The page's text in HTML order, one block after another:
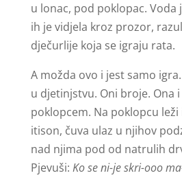
u lonac, pod poklopac. Voda
ih je vidjela kroz prozor,
dječurlije koja se igraju rata.
A možda ovo i jest samo
u djetinjstvu. Oni broje. Ona
poklopcem. Na poklopcu
itison, čuva ulaz u njihov
nad njima pod od natrulih
Pjevuši: Ko se ni-je skri-ooo